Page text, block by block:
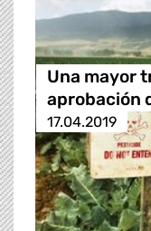
Una mayor
aprobación
17.04.2019